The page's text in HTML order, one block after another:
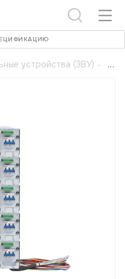
устройства (ЗВУ) -